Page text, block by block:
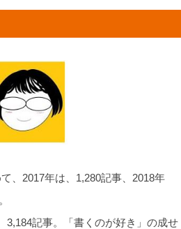
、2017年は、1,280記事、2018年
3,184記事。「書くのが好き」の成せ